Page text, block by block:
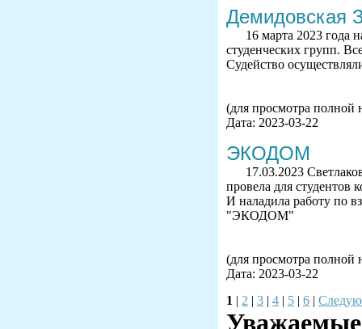
Демидовская
16 марта 2023 года
студенческих групп.
Судейство
(для просмотра полной
Дата: 2023-03-22
ЭКОДОМ
17.03.2023
провела для
И наладила работу по
"ЭКОДОМ"
(для просмотра полной
Дата: 2023-03-22
1 | 2 | 3 | 4 | 5 | 6 |